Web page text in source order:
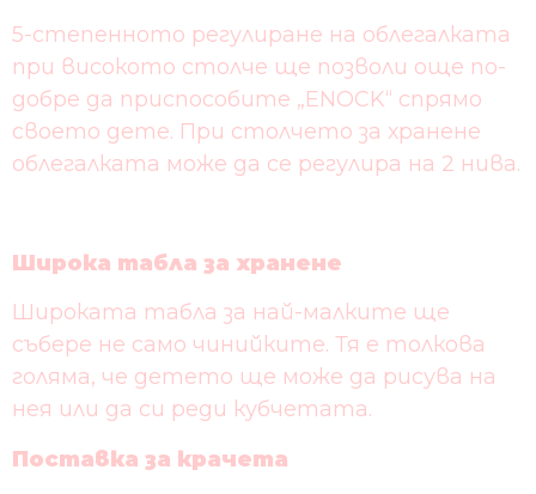
5-степенното регулиране на облегалката
при високото столче ще позволи още по-
добре да приспособите „ENOCK“ спрямо
своето дете. При столчето за хранене
облегалката може да се регулира на 2 нива.
Широка табла за хранене
Широката табла за най-малките ще
събере не само чинийките. Тя е толкова
голяма, че детето ще може да рисува на
нея или да си реди кубчетата.
Поставка за крачета